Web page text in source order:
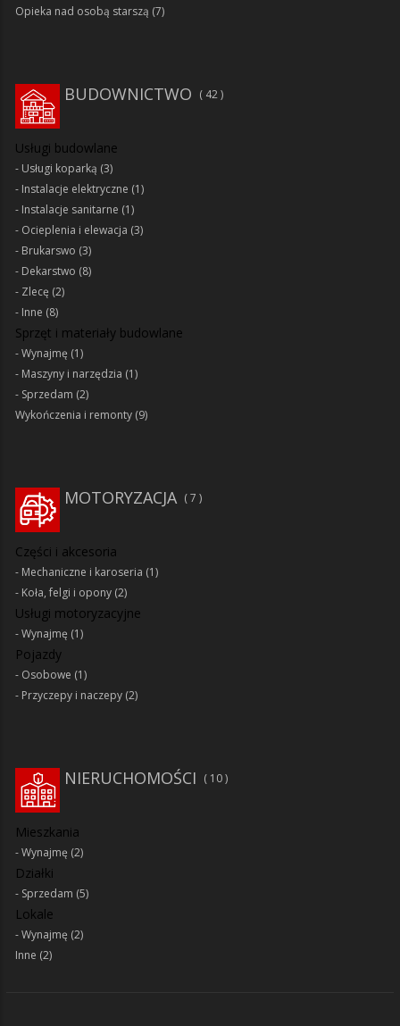
Opieka nad osobą starszą (7)
BUDOWNICTWO 42
Usługi budowlane
Usługi koparką (3)
Instalacje elektryczne (1)
Instalacje sanitarne (1)
Ocieplenia i elewacja (3)
Brukarswo (3)
Dekarstwo (8)
Zlecę (2)
Inne (8)
Sprzęt i materiały budowlane
Wynajmę (1)
Maszyny i narzędzia (1)
Sprzedam (2)
Wykończenia i remonty (9)
MOTORYZACJA 7
Części i akcesoria
Mechaniczne i karoseria (1)
Koła, felgi i opony (2)
Usługi motoryzacyjne
Wynajmę (1)
Pojazdy
Osobowe (1)
Przyczepy i naczepy (2)
NIERUCHOMOŚCI 10
Mieszkania
Wynajmę (2)
Działki
Sprzedam (5)
Lokale
Wynajmę (2)
Inne (2)